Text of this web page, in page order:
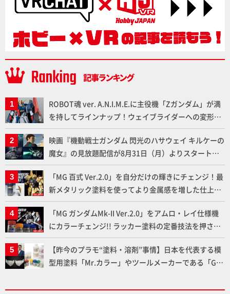
ROBOT魂 ver. A.N.I.M.E.に主役機「Zガンダム」が満
を持してラインナップ！ウェイブライダーへの変形、
劇中どおりのプロポーションを再現【機動戦士Zガン
ダム】
映画『機動戦士ガンダム 閃光のハサウェイ キルケーの
魔女』の見放題配信が8月31日（月）よりスタート！
Prime Videoで国内独占配信
「MG 百式 Ver.2.0」を自分だけの輝きにチェンジ！最
新メタリック塗料を使ってより金属感を増した仕上が
りに!!【試し読み】
「MG ガンダムMk-II Ver.2.0」をアムロ・レイ仕様機
にカラーチェンジ!! ラッカー塗料の定番技法を押さえ
るだけでハイクオリティの作例に!!【試し読み】
【昨今のプラモ“塗料・溶剤”事情】日本を代表する模
型用塗料「Mr.カラー」やツールメーカーである「GSI